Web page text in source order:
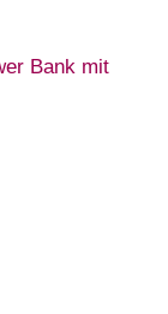
Bank mit